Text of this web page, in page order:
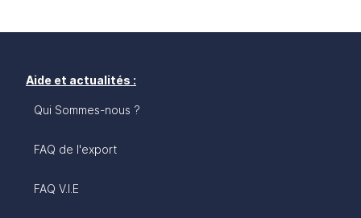
Aide et actualités :
Qui Sommes-nous ?
FAQ de l'export
FAQ V.I.E